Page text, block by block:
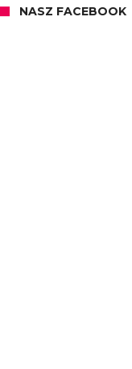
NASZ FACEBOOK